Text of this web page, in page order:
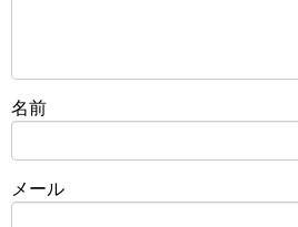
名前
メール